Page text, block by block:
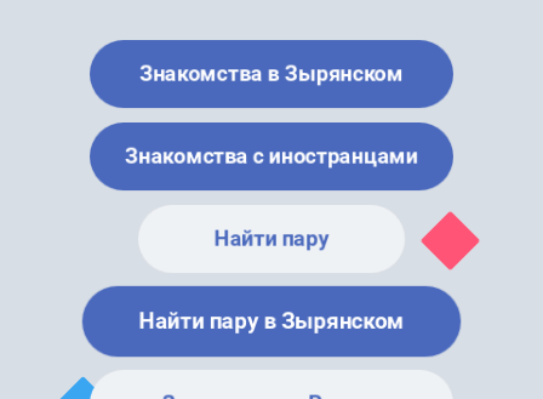
Знакомства в Зырянском
Знакомства с иностранцами
Найти пару
Найти пару в Зырянском